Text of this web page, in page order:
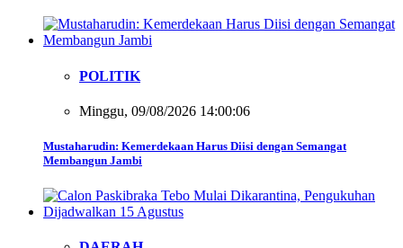
POLITIK
Minggu, 09/08/2026 14:00:06
Mustaharudin: Kemerdekaan Harus Diisi dengan Semangat
Membangun Jambi